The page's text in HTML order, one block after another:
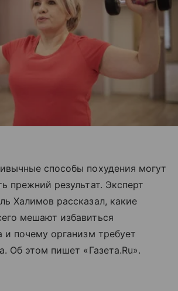
способы похудения могут
прежний результат. Эксперт
Халимов рассказал, какие
мешают избавиться
и почему организм требует
Об этом пишет «Газета.Ru».